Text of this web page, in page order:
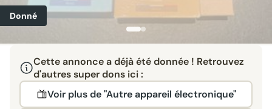
Donné
Cette annonce a déjà été donnée ! Retrouvez
d'autres super dons ici :
Voir plus de "Autre appareil électronique"